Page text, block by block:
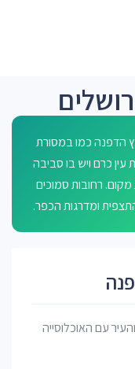
הדפנה כמו במסורת
כרם ויש בו סביבה
עסקים בקרבת מקום. רחובות סמוכים
ומדרגות הכפר.
עם האוכלוסייה